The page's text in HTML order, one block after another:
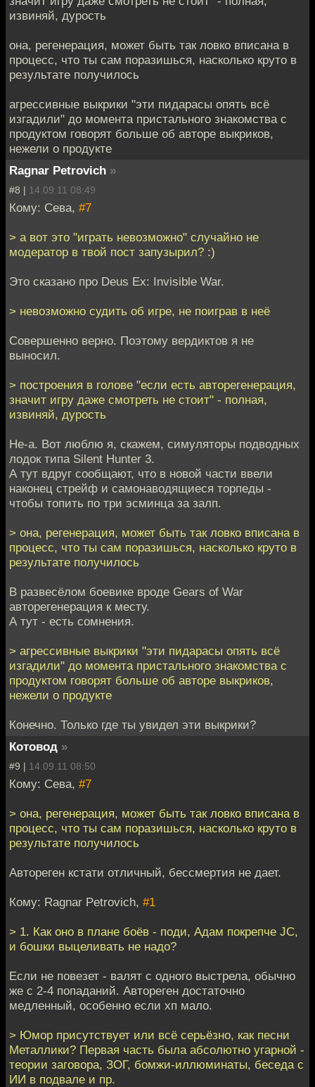
извиняй, дурость
она, регенерация, может быть так ловко вписана в
процесс, что ты сам поразишься, насколько круто в
результате получилось
агрессивные выкрики "эти пидарасы опять всё
изгадили" до момента пристального знакомства с
продуктом говорят больше об авторе выкриков,
нежели о продукте
Ragnar Petrovich »
#8 | 14.09.11 08:49
Кому: Сева, #7
> а вот это "играть невозможно" случайно не
модератор в твой пост запузырил? :)
Это сказано про Deus Ex: Invisible War.
> невозможно судить об игре, не поиграв в неё
Совершенно верно. Поэтому вердиктов я не
выносил.
> построения в голове "если есть авторегенерация,
значит игру даже смотреть не стоит" - полная,
извиняй, дурость
Не-а. Вот люблю я, скажем, симуляторы подводных
лодок типа Silent Hunter 3.
А тут вдруг сообщают, что в новой части ввели
наконец стрейф и самонаводящиеся торпеды -
чтобы топить по три эсминца за залп.
> она, регенерация, может быть так ловко вписана в
процесс, что ты сам поразишься, насколько круто в
результате получилось
В развесёлом боевике вроде Gears of War
авторегенерация к месту.
А тут - есть сомнения.
> агрессивные выкрики "эти пидарасы опять всё
изгадили" до момента пристального знакомства с
продуктом говорят больше об авторе выкриков,
нежели о продукте
Конечно. Только где ты увидел эти выкрики?
Котовод »
#9 | 14.09.11 08:50
Кому: Сева, #7
> она, регенерация, может быть так ловко вписана в
процесс, что ты сам поразишься, насколько круто в
результате получилось
Автореген кстати отличный, бессмертия не дает.
Кому: Ragnar Petrovich, #1
> 1. Как оно в плане боёв - поди, Адам покрепче JC,
и бошки выцеливать не надо?
Если не повезет - валят с одного выстрела, обычно
же с 2-4 попаданий. Автореген достаточно
медленный, особенно если хп мало.
> Юмор присутствует или всё серьёзно, как песни
Металлики? Первая часть была абсолютно угарной -
теории заговора, ЗОГ, бомжи-иллюминаты, беседа с
ИИ в подвале и пр.